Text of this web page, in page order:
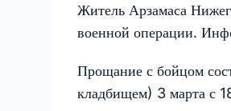
Житель Арзамаса
военной операции.
Прощание с бойцом
кладбищем) 3 марта с